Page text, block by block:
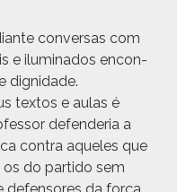
con­ver­sas com
e ilu­mi­na­dos encon­
dignidade.
tex­tos e aulas é
defend­e­ria a
con­tra aque­les que
os do par­tido sem